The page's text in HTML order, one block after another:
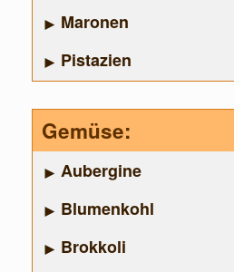
Maronen
Pistazien
Gemüse:
Aubergine
Blumenkohl
Brokkoli